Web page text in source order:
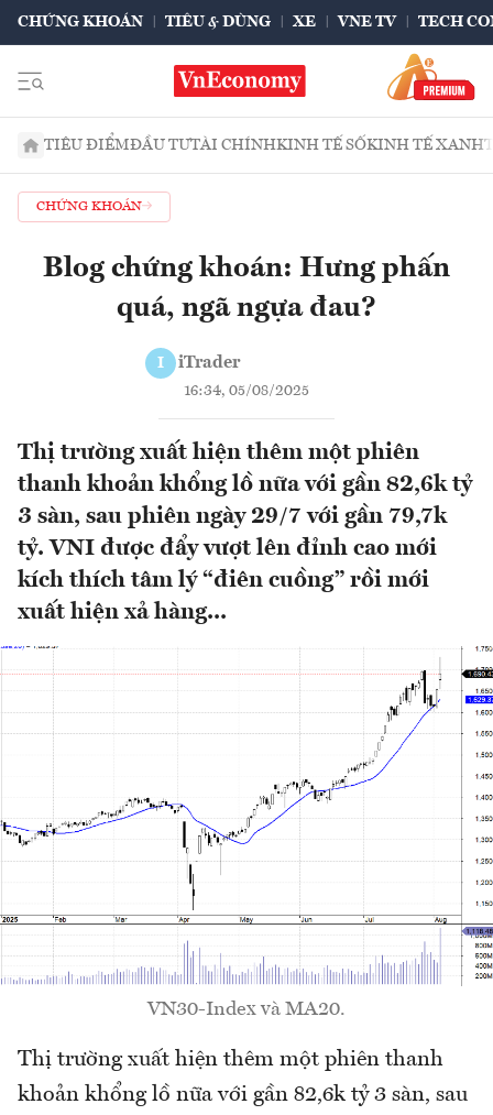
CHỨNG KHOÁN TIÊU & DÙNG XE VNE TV TECH
TIÊU ĐIỂMĐẦU TƯTÀI CHÍNHKINH TẾ SỐKINH TẾ XANH
CHỨNG KHOÁN
Blog chứng khoán: Hưng phấn
quá, ngã ngựa đau?
I iTrader
16:34, 05/08/2025
Thị trường xuất hiện thêm một phiên
thanh khoản khổng lồ nữa với gần 82,6k tỷ
3 sàn, sau phiên ngày 29/7 với gần 79,7k
tỷ. VNI được đẩy vượt lên đỉnh cao mới
kích thích tâm lý “điên cuồng” rồi mới
xuất hiện xả hàng...
VN30-Index và MA20.
Thị trường xuất hiện thêm một phiên thanh
khoản khổng lồ nữa với gần 82,6k tỷ 3 sàn, sau